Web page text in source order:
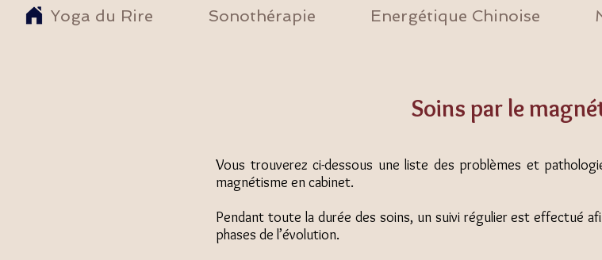
Yoga du Rire Sonothérapie Energétique Chinoise
Soins par le
Vous trouverez ci-dessous une liste des problèmes et
magnétisme en cabinet.
Pendant toute la durée des soins, un suivi régulier est effectué
phases de l’évolution.